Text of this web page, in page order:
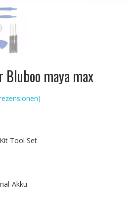
maya max
Tool Set
Akku